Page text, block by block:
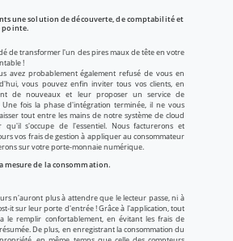
une solution de découverte, de comptabilité et
pointe.
de transformer l'un des pires maux de tête en votre
!
avez probablement également refusé de vous en
vous pouvez enfin inviter tous vos clients, en
de nouveaux et leur proposer un service de
Une fois la phase d'intégration terminée, il ne vous
tout entre les mains de notre système de cloud
qu'il s'occupe de l'essentiel. Nous facturerons et
vos frais de gestion à appliquer au consommateur
sur votre porte-monnaie numérique.
mesure de la consommation.
n'auront plus à attendre que le lecteur passe, ni à
it sur leur porte d'entrée ! Grâce à l'application, tout
le remplir confortablement, en évitant les frais de
De plus, en enregistrant la consommation du